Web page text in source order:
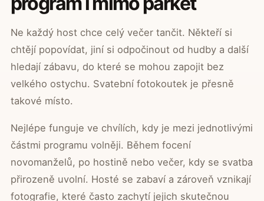
Ne každý host chce celý večer tančit. Někteří si
chtějí popovídat, jiní si odpočinout od hudby a další
hledají zábavu, do které se mohou zapojit bez
velkého ostychu. Svatební fotokoutek je přesně
takové místo.
Nejlépe funguje ve chvílích, kdy je mezi jednotlivými
částmi programu volněji. Během focení
novomanželů, po hostině nebo večer, kdy se svatba
přirozeně uvolní. Hosté se zabaví a zároveň vznikají
fotografie, které často zachytí jejich skutečnou